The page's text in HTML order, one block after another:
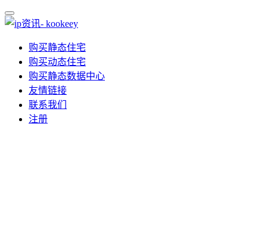
购买静态住宅
购买动态住宅
购买静态数据中心
友情链接
联系我们
注册